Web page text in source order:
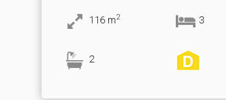
116 m2 3
2